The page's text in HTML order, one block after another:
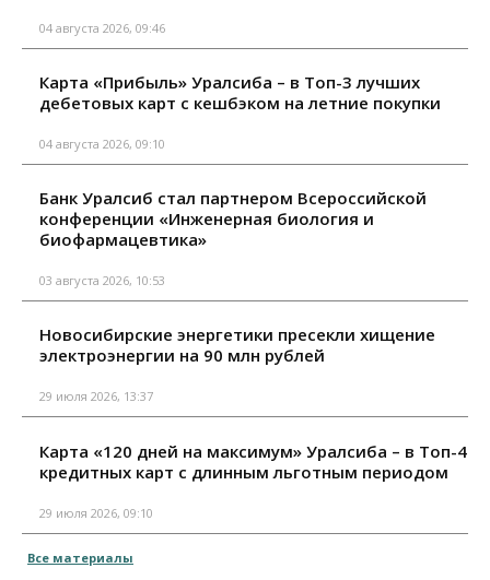
04 августа 2026, 09:46
Карта «Прибыль» Уралсиба – в Топ-3 лучших
дебетовых карт с кешбэком на летние покупки
04 августа 2026, 09:10
Банк Уралсиб стал партнером Всероссийской
конференции «Инженерная биология и
биофармацевтика»
03 августа 2026, 10:53
Новосибирские энергетики пресекли хищение
электроэнергии на 90 млн рублей
29 июля 2026, 13:37
Карта «120 дней на максимум» Уралсиба – в Топ-4
кредитных карт с длинным льготным периодом
29 июля 2026, 09:10
Все материалы